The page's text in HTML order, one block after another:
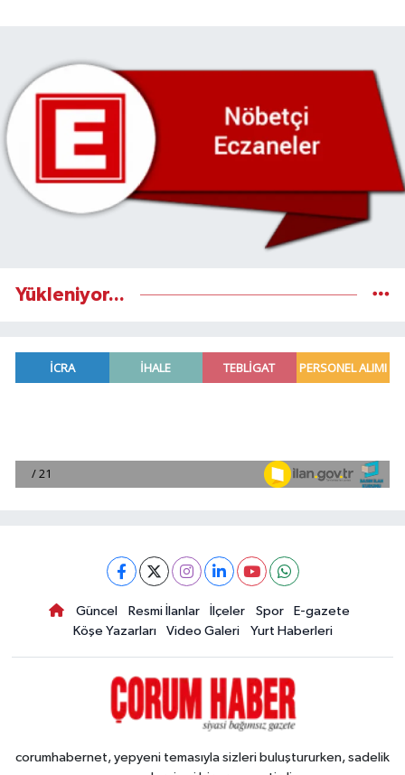
Yükleniyor...
Güncel Resmi İlanlar İlçeler Spor
E-gazete
Köşe Yazarları
Video Galeri Yurt Haberleri
corumhabernet, yepyeni temasıyla sizleri buluştururken, sadelik